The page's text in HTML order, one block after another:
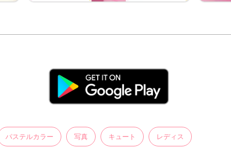
パステルカラー 写真 キュート レディス